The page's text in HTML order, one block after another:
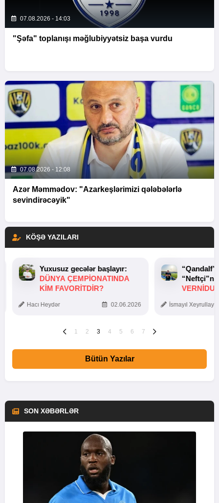
07.08.2026 - 14:03
"Şəfa" toplanışı məğlubiyyətsiz başa vurdu
07.08.2026 - 12:08
Azər Məmmədov: "Azarkeşlərimizi qələbələrlə
sevindirəcəyik"
KÖŞƏ YAZILARI
Yuxusuz gecələr başlayır:
DÜNYA ÇEMPIONATINDA
KIM FAVORITDIR?
Hacı Heydər 02.06.2026 İsmayıl
1 2 3 4 5 6 7
Bütün Yazılar
SON XƏBƏRLƏR